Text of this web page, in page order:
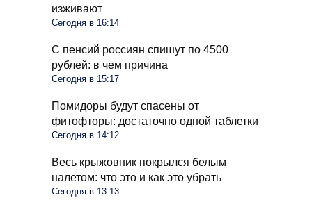
изживают
Сегодня в 16:14
С пенсий россиян спишут по 4500
рублей: в чем причина
Сегодня в 15:17
Помидоры будут спасены от
фитофторы: достаточно одной таблетки
Сегодня в 14:12
Весь крыжовник покрылся белым
налетом: что это и как это убрать
Сегодня в 13:13